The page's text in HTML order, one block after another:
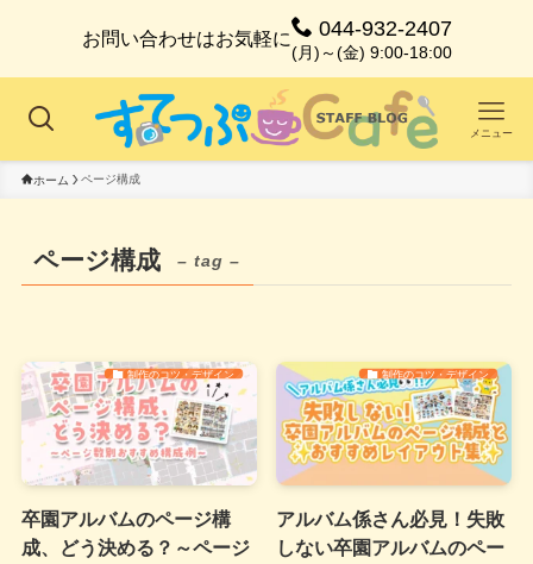
お問い合わせはお気軽に 044-932-2407
(月)～(金) 9:00-18:00
メニュー
ホーム ページ構成
ページ構成 – tag –
制作のコツ・デザイン
卒園アルバムのページ構
成、どう決める？～ページ
制作のコツ・デザイン
アルバム係さん必見！失敗
しない卒園アルバムのペー